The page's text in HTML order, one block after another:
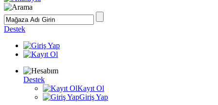
Destek
Destek
Kayıt Ol
Giriş Yap